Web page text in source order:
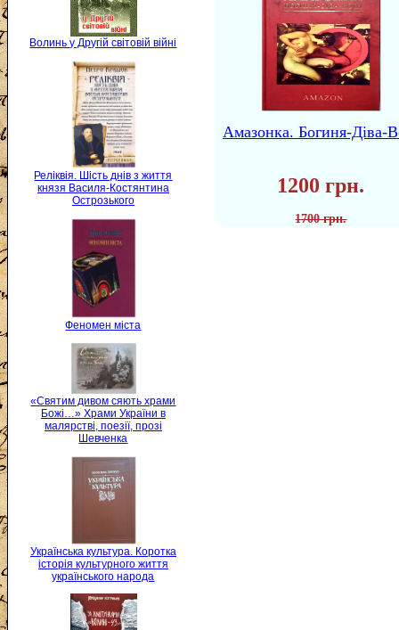
Волинь у Другій світовій війні
Реліквія. Шість днів з життя
князя Василя-Костянтина
Острозького
Феномен міста
«Святим дивом сяють храми
Божі…» Храми України в
малярстві, поезії, прозі
Шевченка
Українська культура. Коротка
історія культурного життя
українського народа
Амазонка. Богиня-Діва-
1200 грн.
1700 грн.